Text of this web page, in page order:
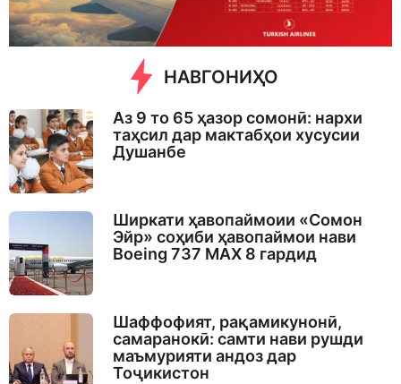
o
НАВГОНИҲО
Аз 9 то 65 ҳазор сомонӣ: нархи
таҳсил дар мактабҳои хусусии
Душанбе
Ширкати ҳавопаймоии «Сомон
Эйр» соҳиби ҳавопаймои нави
Boeing 737 MAX 8 гардид
Шаффофият, рақамикунонӣ,
самаранокӣ: самти нави рушди
маъмурияти андоз дар
Тоҷикистон